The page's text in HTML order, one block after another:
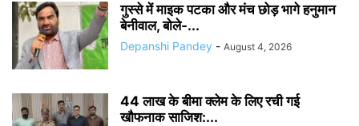
गुस्से में माइक पटका और मंच छोड़ भागे हनुमान
बेनीवाल, बोले-...
Depanshi Pandey - August 4, 2026
44 लाख के बीमा क्लेम के लिए रची गई
खौफनाक साजिश:...